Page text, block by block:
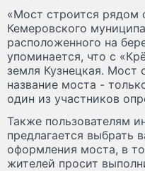
«Мост строится рядом
Кемеровского
расположенного на
упоминается, что с
земля Кузнецкая. Мост
название моста -
один из участников
Также пользователям
предлагается выбрать
оформления моста, в
жителей просит